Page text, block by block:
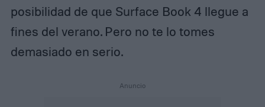
posibilidad de que Surface Book 4 llegue a
fines del verano. Pero no te lo tomes
demasiado en serio.